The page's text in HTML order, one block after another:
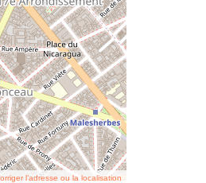
l’adresse ou la localisation